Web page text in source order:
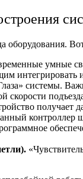
оборудования.
умные
системы.
скорости
получает